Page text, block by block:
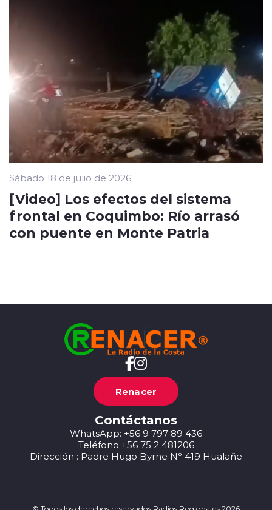
Sábado 18 de julio de 2026
[Video] Los efectos del sistema
frontal en Coquimbo: Río arrasó
con puente en Monte Patria
Renacer
Contáctanos
WhatsApp: +56 9 797 89 436
Teléfono +56 75 2 481206
Dirección : Padre Hugo Byrne N° 419 Hualañe